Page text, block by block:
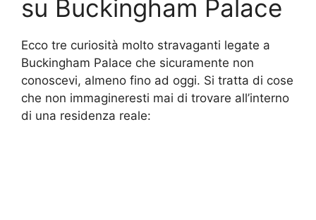
su Buckingham Palace
Ecco tre curiosità molto stravaganti legate a
Buckingham Palace che sicuramente non
conoscevi, almeno fino ad oggi. Si tratta di cose
che non immagineresti mai di trovare all’interno
di una residenza reale: